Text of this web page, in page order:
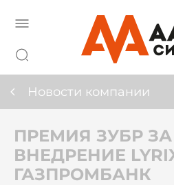
Новости компании
ПРЕМИЯ ЗУБР ЗА
ВНЕДРЕНИЕ
ГАЗПРОМБАНК